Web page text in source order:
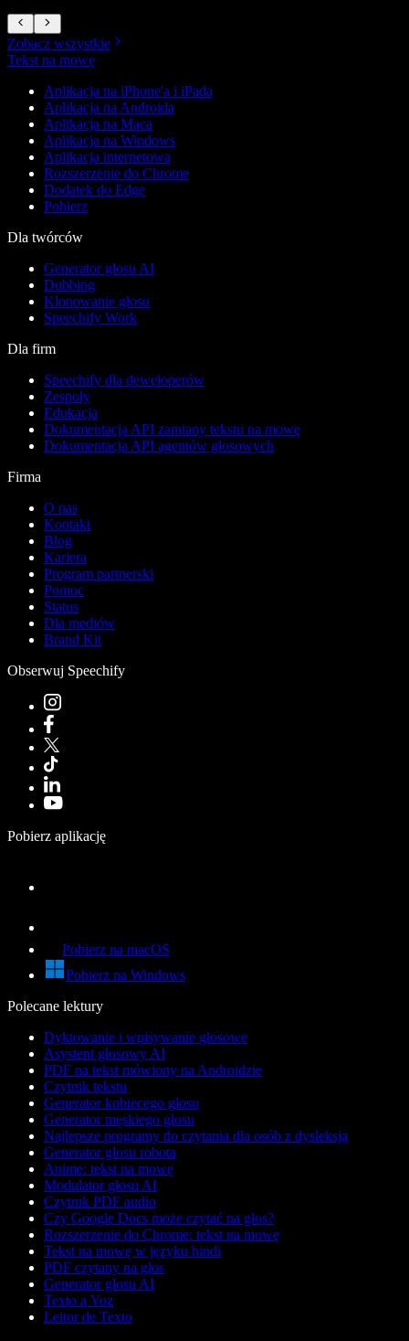
Zobacz wszystkie
Tekst na mowę
Aplikacja na iPhone'a i iPada
Aplikacja na Androida
Aplikacja na Maca
Aplikacja na Windows
Aplikacja internetowa
Rozszerzenie do Chrome
Dodatek do Edge
Pobierz
Dla twórców
Generator głosu AI
Dubbing
Klonowanie głosu
Speechify Work
Dla firm
Speechify dla deweloperów
Zespoły
Edukacja
Dokumentacja API zamiany tekstu na mowę
Dokumentacja API agentów głosowych
Firma
O nas
Kontakt
Blog
Kariera
Program partnerski
Pomoc
Status
Dla mediów
Brand Kit
Obserwuj Speechify
Pobierz aplikację
Pobierz na macOS
Pobierz na Windows
Polecane lektury
Dyktowanie i wpisywanie głosowe
Asystent głosowy AI
PDF na tekst mówiony na Androidzie
Czytnik tekstu
Generator kobiecego głosu
Generator męskiego głosu
Najlepsze programy do czytania dla osób z dysleksją
Generator głosu robota
Anime: tekst na mowę
Modulator głosu AI
Czytnik PDF audio
Czy Google Docs może czytać na głos?
Rozszerzenie do Chrome: tekst na mowę
Tekst na mowę w języku hindi
PDF czytany na głos
Generator głosu AI
Texto a Voz
Leitor de Texto